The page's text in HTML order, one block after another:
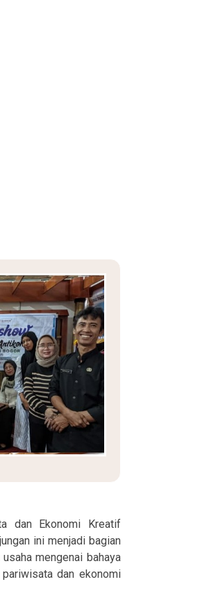
dan Ekonomi Kreatif
ini menjadi bagian
mengenai bahaya
dan ekonomi